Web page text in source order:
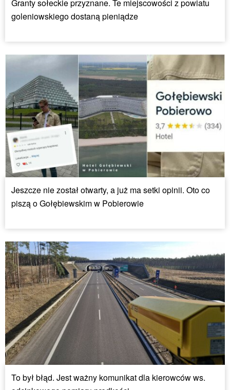
Granty sołeckie przyznane. Te miejscowości z powiatu
goleniowskiego dostaną pieniądze
Jeszcze nie został otwarty, a już ma setki opinii. Oto co
piszą o Gołębiewskim w Pobierowie
To był błąd. Jest ważny komunikat dla kierowców ws.